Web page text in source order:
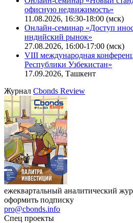
офисную недвижимость»
11.08.2026, 16:30-18:00 (мск)
Онлайн-семинар «Доступ
индийский рынок»
27.08.2026, 16:00-17:00 (мск)
VIII международная
Республики Узбекистан»
17.09.2026, Ташкент
Журнал Cbonds Review
ежеквартальный аналитический
оформить подписку
pro@cbonds.info
Спец проекты